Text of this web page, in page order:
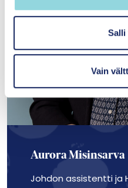
Salli
Vain
Aurora Misinsarva
Johdon assistentti ja